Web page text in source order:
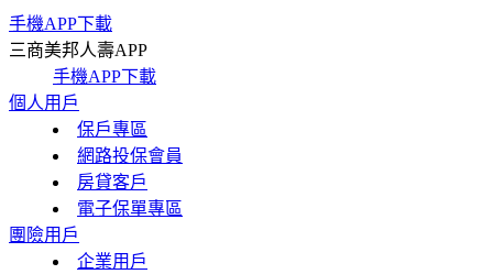
手機APP下載
三商美邦人壽APP
手機APP下載
個人用戶
保戶專區
網路投保會員
房貸客戶
電子保單專區
團險用戶
企業用戶